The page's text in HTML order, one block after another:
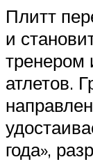
Плитт
и
тренером
атлетов.
года»,